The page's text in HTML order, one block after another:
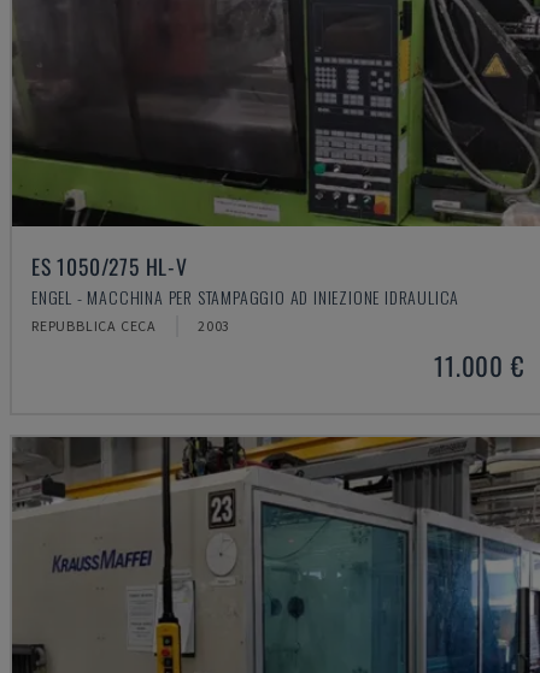
ES 1050/275 HL-V
ENGEL - MACCHINA PER STAMPAGGIO AD INIEZIONE IDRAULICA
REPUBBLICA CECA 2003
11.000 €